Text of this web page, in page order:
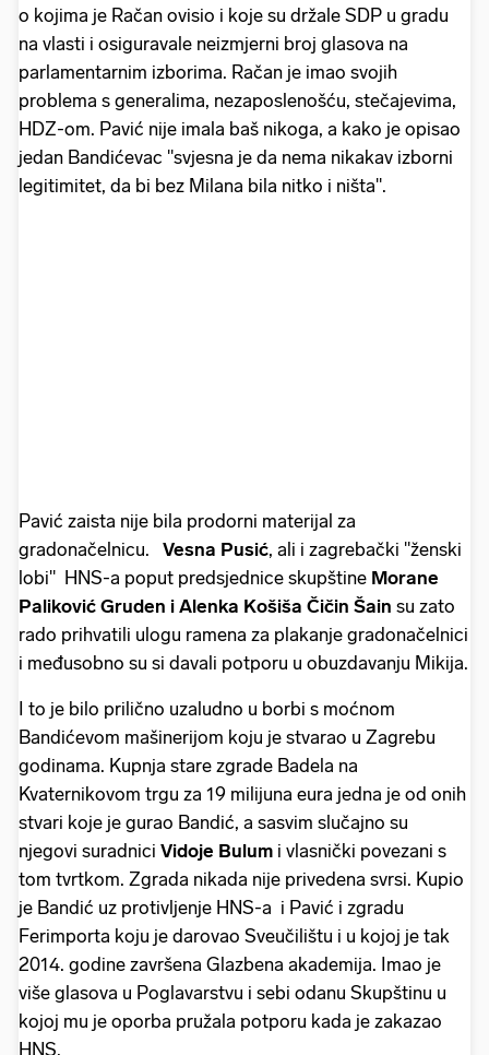
o kojima je Račan ovisio i koje su držale SDP u gradu
na vlasti i osiguravale neizmjerni broj glasova na
parlamentarnim izborima. Račan je imao svojih
problema s generalima, nezaposlenošću, stečajevima,
HDZ-om. Pavić nije imala baš nikoga, a kako je opisao
jedan Bandićevac "svjesna je da nema nikakav izborni
legitimitet, da bi bez Milana bila nitko i ništa".
Pavić zaista nije bila prodorni materijal za
gradonačelnicu. Vesna Pusić, ali i zagrebački "ženski
lobi" HNS-a poput predsjednice skupštine Morane
Paliković Gruden i Alenka Košiša Čičin Šain su zato
rado prihvatili ulogu ramena za plakanje gradonačelnici
i međusobno su si davali potporu u obuzdavanju Mikija.
I to je bilo prilično uzaludno u borbi s moćnom
Bandićevom mašinerijom koju je stvarao u Zagrebu
godinama. Kupnja stare zgrade Badela na
Kvaternikovom trgu za 19 milijuna eura jedna je od onih
stvari koje je gurao Bandić, a sasvim slučajno su
njegovi suradnici Vidoje Bulum i vlasnički povezani s
tom tvrtkom. Zgrada nikada nije privedena svrsi. Kupio
je Bandić uz protivljenje HNS-a i Pavić i zgradu
Ferimporta koju je darovao Sveučilištu i u kojoj je tak
2014. godine završena Glazbena akademija. Imao je
više glasova u Poglavarstvu i sebi odanu Skupštinu u
kojoj mu je oporba pružala potporu kada je zakazao
HNS.